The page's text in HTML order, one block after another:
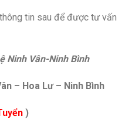
tin sau để được tư vấn
Ninh Vân-Ninh Bình
– Hoa Lư – Ninh Bình
)